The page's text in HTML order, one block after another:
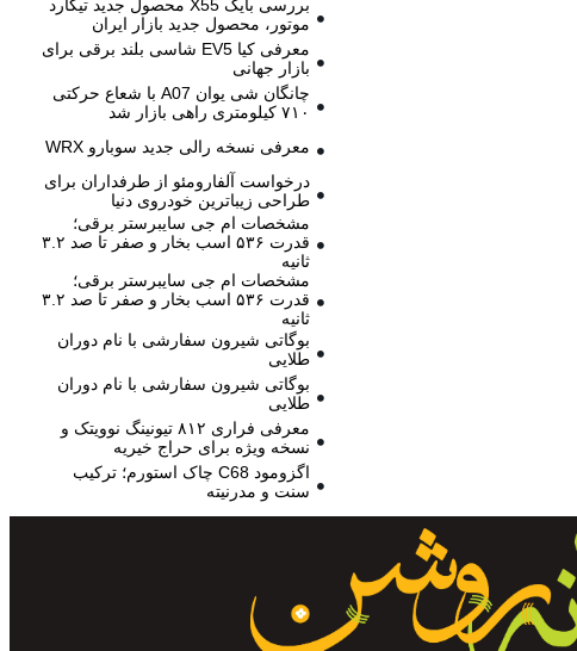
بررسی بایک X55 محصول جدید تیگارد
موتور، محصول جدید بازار ایران
معرفی کیا EV5 شاسی بلند برقی برای
بازار جهانی
چانگان شی یوان A07 با شعاع حرکتی
۷۱۰ کیلومتری راهی بازار شد
معرفی نسخه رالی جدید سوبارو WRX
درخواست آلفارومئو از طرفداران برای
طراحی زیباترین خودروی دنیا
مشخصات ام جی سایبرستر برقی؛
قدرت ۵۳۶ اسب بخار و صفر تا صد ۳.۲
ثانیه
مشخصات ام جی سایبرستر برقی؛
قدرت ۵۳۶ اسب بخار و صفر تا صد ۳.۲
ثانیه
بوگاتی شیرون سفارشی با نام دوران
طلایی
بوگاتی شیرون سفارشی با نام دوران
طلایی
معرفی فراری ۸۱۲ تیونینگ نوویتک و
نسخه ویژه برای حراج خیریه
اگزومود C68 چاک استورم؛ ترکیب
سنت و مدرنیته